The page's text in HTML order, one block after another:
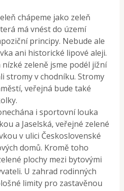
chápeme jako zeleň
má vnést do území
principy. Nebude ale
ani historické lipové aleji.
zeleně jsme podél jižní
stromy v chodníku. Stromy
veřejná bude také
i sportovní louka
a Jaselská, veřejné zelené
v ulici Československé
domů. Kromě toho
plochy mezi bytovými
U zahrad rodinných
limity pro zastavěnou